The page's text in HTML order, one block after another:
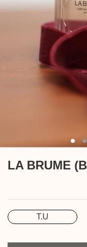
LA BRUME
Taille
T.U